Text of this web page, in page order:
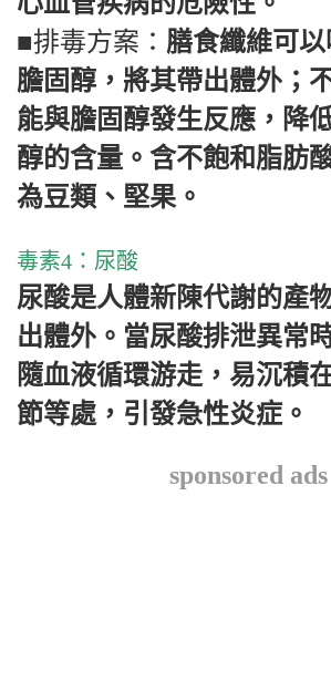
■排毒方案： 膳食纖維可
膽固醇，將其帶出體外；
能與膽固醇發生反應，降
醇的含量。含不飽和脂肪
為豆類、堅果。
毒素4：尿酸
尿酸是人體新陳代謝的產
出體外。當尿酸排泄異常
隨血液循環游走，易沉積
節等處，引發急性炎症。
sponsored ads